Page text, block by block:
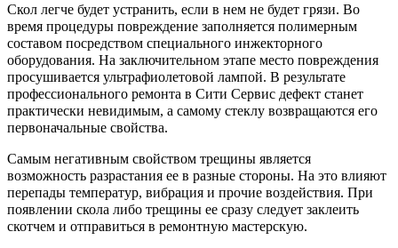
Скол легче будет устранить, если в нем не будет грязи. Во
время процедуры повреждение заполняется полимерным
составом посредством специального инжекторного
оборудования. На заключительном этапе место повреждения
просушивается ультрафиолетовой лампой. В результате
профессионального ремонта в Сити Сервис дефект станет
практически невидимым, а самому стеклу возвращаются его
первоначальные свойства.
Самым негативным свойством трещины является
возможность разрастания ее в разные стороны. На это влияют
перепады температур, вибрация и прочие воздействия. При
появлении скола либо трещины ее сразу следует заклеить
скотчем и отправиться в ремонтную мастерскую.